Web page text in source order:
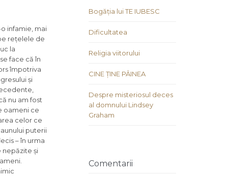
infamie, mai
rețelele de
la
face că în
împotriva
și
nu am fost
oameni ce
celor ce
puterii
– în urma
nepăzite și
Bogăția lui TE IUBESC
Dificultatea
Religia viitorului
CINE ȚINE PÂINEA
Despre misteriosul deces
al domnului Lindsey
Graham
Comentarii